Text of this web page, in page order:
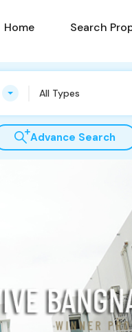
Home Search
All Types
Advance Search